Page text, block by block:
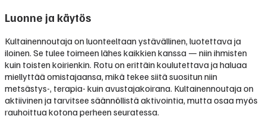
Luonne ja käytös
Kultainennoutaja on luonteeltaan ystävällinen, luotettava ja
iloinen. Se tulee toimeen lähes kaikkien kanssa — niin ihmisten
kuin toisten koirienkin. Rotu on erittäin koulutettava ja haluaa
miellyttää omistajaansa, mikä tekee siitä suositun niin
metsästys-, terapia- kuin avustajakoirana. Kultainennoutaja on
aktiivinen ja tarvitsee säännöllistä aktivointia, mutta osaa myös
rauhoittua kotona perheen seuratessa.